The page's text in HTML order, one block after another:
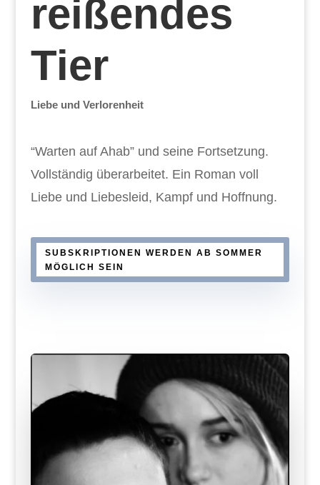
reißendes
Tier
Liebe und Verlorenheit
“Warten auf Ahab” und seine Fortsetzung.
Vollständig überarbeitet. Ein Roman voll
Liebe und Liebesleid, Kampf und Hoffnung.
SUBSKRIPTIONEN WERDEN AB SOMMER
MÖGLICH SEIN